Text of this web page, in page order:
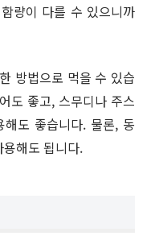
량이 다를 수 있으니까
방법으로 먹을 수 있습
도 좋고, 스무디나 주스
도 좋습니다. 물론, 동
해도 됩니다.